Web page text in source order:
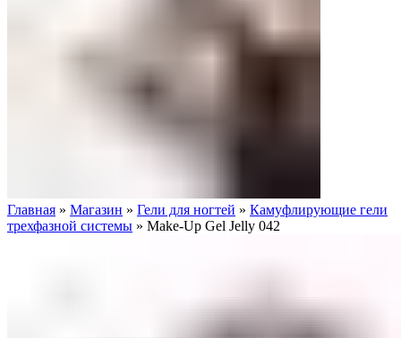
Главная » Магазин » Гели для ногтей » Камуфлирующие гели
трехфазной системы » Make-Up Gel Jelly 042